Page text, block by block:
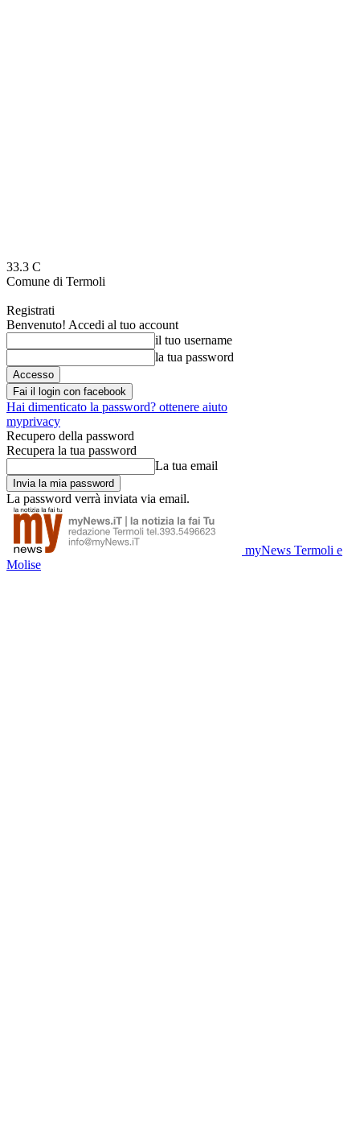
33.3 C
Comune di Termoli
Registrati
Benvenuto! Accedi al tuo account
il tuo username
la tua password
Fai il login con facebook
Hai dimenticato la password? ottenere aiuto
myprivacy
Recupero della password
Recupera la tua password
La tua email
La password verrà inviata via email.
myNews Termoli e
Molise